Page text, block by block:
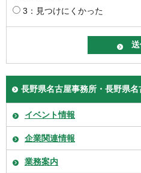
3：見つけにくかった
長野県名古屋事務所・長野県
イベント情報
企業関連情報
業務案内